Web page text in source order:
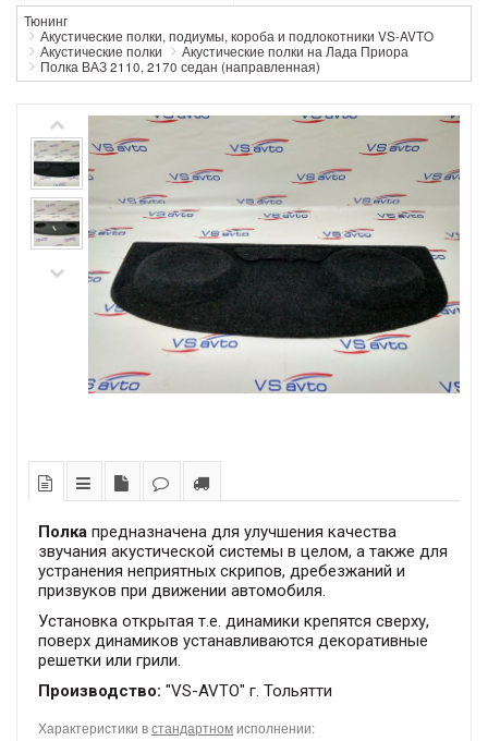
Тюнинг
Акустические полки, подиумы, короба и подлокотники VS-AVTO
Акустические полки
Акустические полки на Лада Приора
Полка ВАЗ 2110, 2170 седан (направленная)
Полка предназначена для улучшения качества
звучания акустической системы в целом, а также для
устранения неприятных скрипов, дребезжаний и
призвуков при движении автомобиля.
Установка открытая т.е. динамики крепятся сверху,
поверх динамиков устанавливаются декоративные
решетки или грили.
Производство: "VS-AVTO" г. Тольятти
Характеристики встандартномисполнении: